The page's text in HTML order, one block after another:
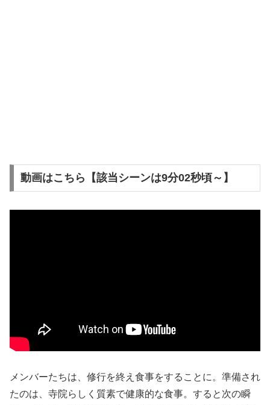
動画はこちら【該当シーンは9分02秒頃～】
メンバーたちは、修行を終え食事をすることに。準備され
たのは、寺院らしく質素で健康的な食事。すると次の瞬